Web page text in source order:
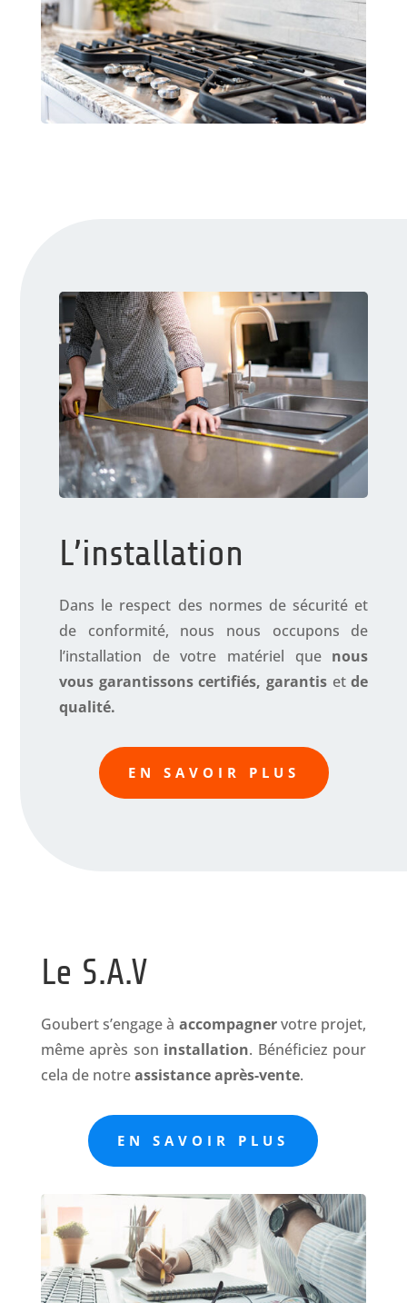
L’installation
Dans le respect des normes de sécurité et
de conformité, nous nous occupons de
l’installation de votre matériel que nous
vous garantissons certifiés, garantis etde
qualité.
EN SAVOIR PLUS
Le S.A.V
Goubert s’engage à accompagnervotre projet,
même après son installation. Bénéficiez pour
cela de notreassistanceaprès-vente.
EN SAVOIR PLUS